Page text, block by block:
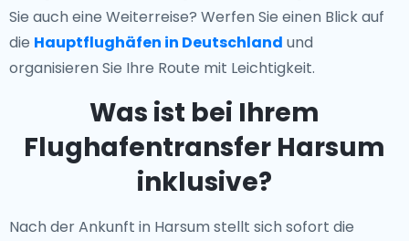
Sie auch eine Weiterreise? Werfen Sie einen Blick auf
die Hauptflughäfen in Deutschland und
organisieren Sie Ihre Route mit Leichtigkeit.
Was ist bei Ihrem
Flughafentransfer Harsum
inklusive?
Nach der Ankunft in Harsum stellt sich sofort die